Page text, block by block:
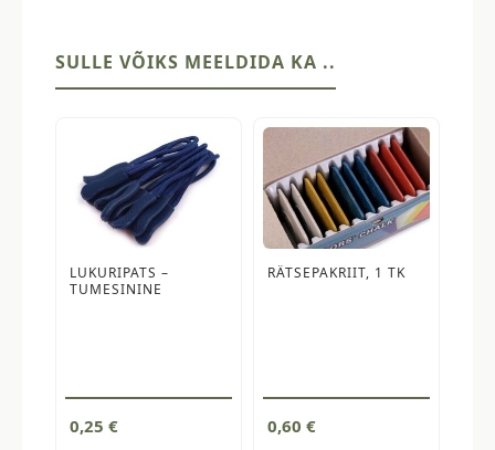
SULLE VÕIKS MEELDIDA KA ..
LUKURIPATS –
TUMESININE
0,25 €
RÄTSEPAKRIIT, 1 TK
0,60 €